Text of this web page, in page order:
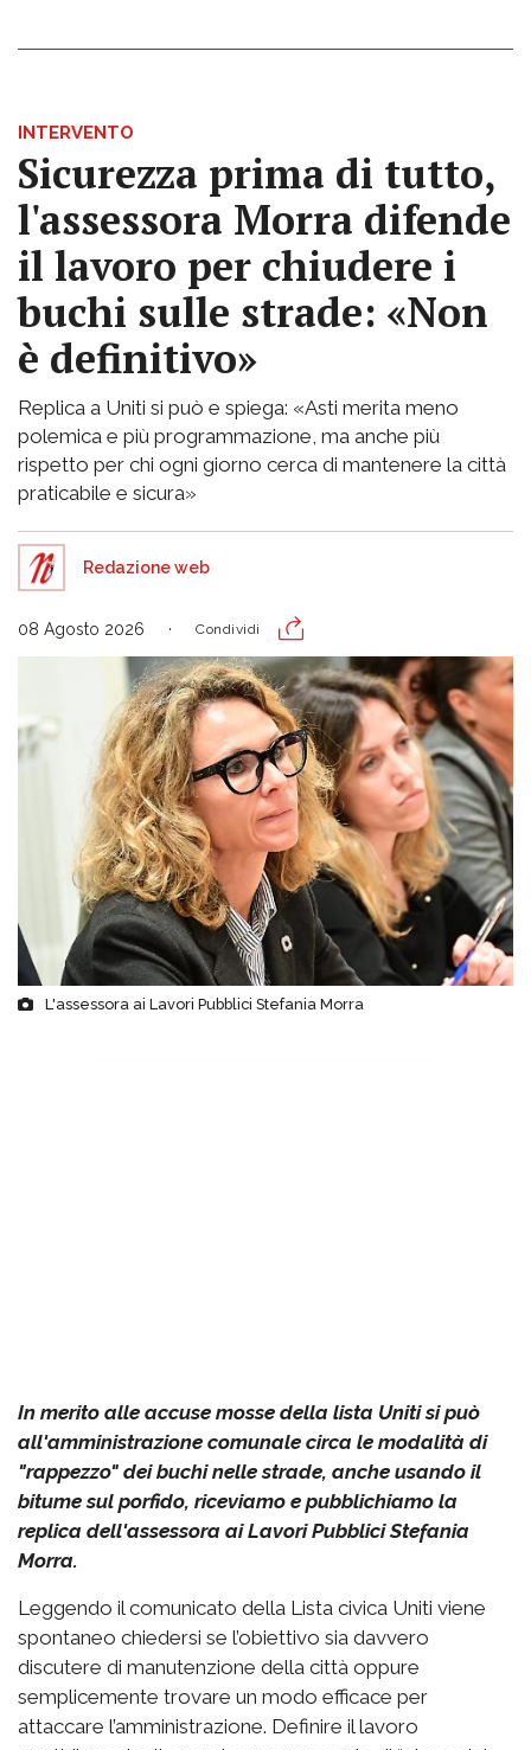
INTERVENTO
Sicurezza prima di tutto,
l'assessora Morra difende
il lavoro per chiudere i
buchi sulle strade: «Non
è definitivo»
Replica a Uniti si può e spiega: «Asti merita meno
polemica e più programmazione, ma anche più
rispetto per chi ogni giorno cerca di mantenere la città
praticabile e sicura»
Redazione web
08 Agosto 2026 Condividi
L'assessora ai Lavori Pubblici Stefania Morra
In merito alle accuse mosse della lista Uniti si può
all'amministrazione comunale circa le modalità di
"rappezzo" dei buchi nelle strade, anche usando il
bitume sul porfido, riceviamo e pubblichiamo la
replica dell'assessora ai Lavori Pubblici Stefania
Morra.
Leggendo il comunicato della Lista civica Uniti viene
spontaneo chiedersi se l’obiettivo sia davvero
discutere di manutenzione della città oppure
semplicemente trovare un modo efficace per
attaccare l’amministrazione. Definire il lavoro